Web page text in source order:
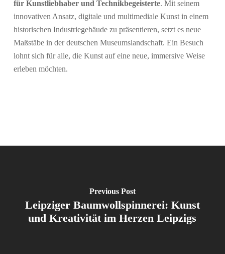
für Kunstliebhaber und Technikbegeisterte. Mit seinem
innovativen Ansatz, digitale und multimediale Kunst in einem
historischen Industriegebäude zu präsentieren, setzt es neue
Maßstäbe in der deutschen Museumslandschaft. Ein Besuch
lohnt sich für alle, die Kunst auf eine neue, immersive Weise
erleben möchten.
Previous Post
Leipziger Baumwollspinnerei: Kunst
und Kreativität im Herzen Leipzigs